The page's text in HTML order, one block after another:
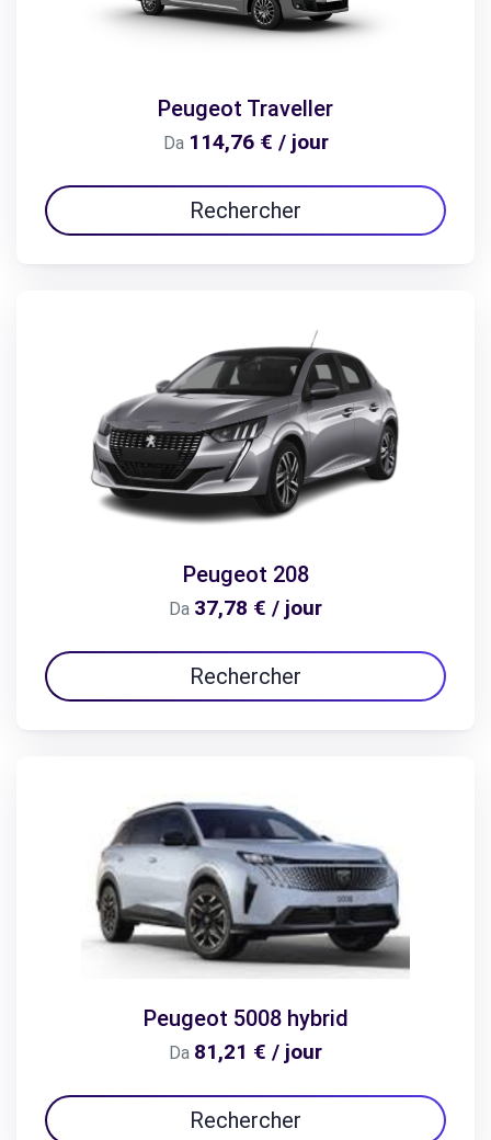
Peugeot Traveller
Da 114,76 € / jour
Rechercher
Peugeot 208
Da 37,78 € / jour
Rechercher
Peugeot 5008 hybrid
Da 81,21 € / jour
Rechercher